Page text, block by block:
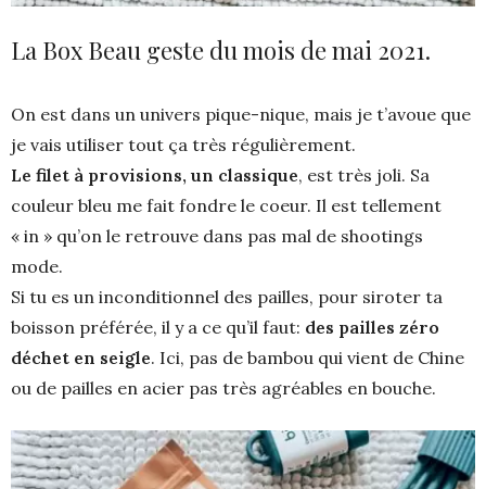
La Box Beau geste du mois de mai 2021.
On est dans un univers pique-nique, mais je t’avoue que
je vais utiliser tout ça très régulièrement.
Le filet à provisions, un classique, est très joli. Sa
couleur bleu me fait fondre le coeur. Il est tellement
« in » qu’on le retrouve dans pas mal de shootings
mode.
Si tu es un inconditionnel des pailles, pour siroter ta
boisson préférée, il y a ce qu’il faut: des pailles zéro
déchet en seigle. Ici, pas de bambou qui vient de Chine
ou de pailles en acier pas très agréables en bouche.